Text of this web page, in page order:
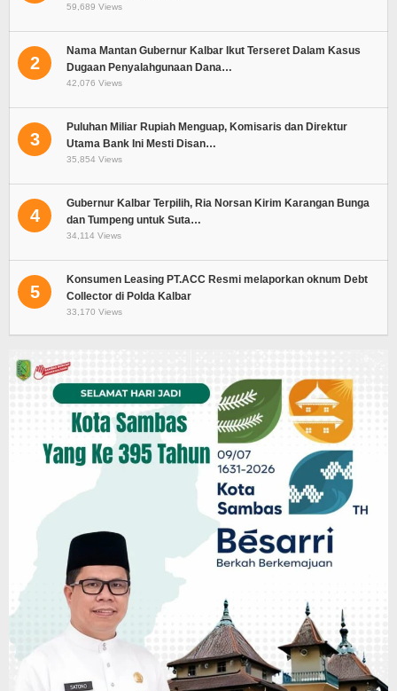
59,689 Views
2
Nama Mantan Gubernur Kalbar Ikut Terseret Dalam Kasus
Dugaan Penyalahgunaan Dana…
42,076 Views
3
Puluhan Miliar Rupiah Menguap, Komisaris dan Direktur
Utama Bank Ini Mesti Disan…
35,854 Views
4
Gubernur Kalbar Terpilih, Ria Norsan Kirim Karangan Bunga
dan Tumpeng untuk Suta…
34,114 Views
5
Konsumen Leasing PT.ACC Resmi melaporkan oknum Debt
Collector di Polda Kalbar
33,170 Views